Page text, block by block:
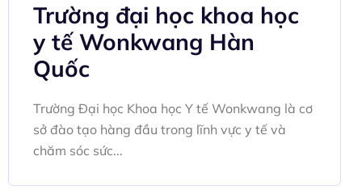
Trường đại học khoa học
y tế Wonkwang Hàn
Quốc
Trường Đại học Khoa học Y tế Wonkwang là cơ
sở đào tạo hàng đầu trong lĩnh vực y tế và
chăm sóc sức...